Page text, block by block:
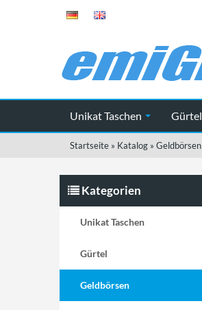
Unikat Taschen Gürtel
Startseite » Katalog » Geldbörsen
Kategorien
Unikat Taschen
Gürtel
Geldbörsen